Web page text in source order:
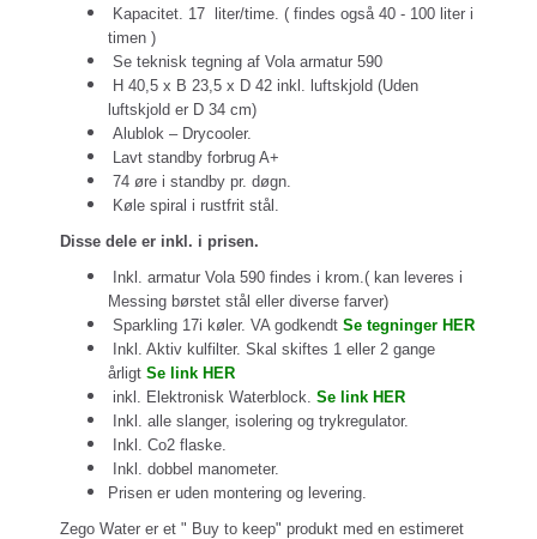
Kapacitet. 17 liter/time. ( findes også 40 - 100 liter i
timen )
Se teknisk tegning af Vola armatur 590
H 40,5 x B 23,5 x D 42 inkl. luftskjold (Uden
luftskjold er D 34 cm)
Alublok – Drycooler.
Lavt standby forbrug A+
74 øre i standby pr. døgn.
Køle spiral i rustfrit stål.
Disse dele er inkl. i prisen.
Inkl. armatur Vola 590 findes i krom.( kan leveres i
Messing børstet stål eller diverse farver)
Sparkling 17i køler. VA godkendt Se tegninger HER
Inkl. Aktiv kulfilter. Skal skiftes 1 eller 2 gange
årligt Se link HER
inkl. Elektronisk Waterblock. Se link HER
Inkl. alle slanger, isolering og trykregulator.
Inkl. Co2 flaske.
Inkl. dobbel manometer.
Prisen er uden montering og levering.
Zego Water er et " Buy to keep" produkt med en estimeret